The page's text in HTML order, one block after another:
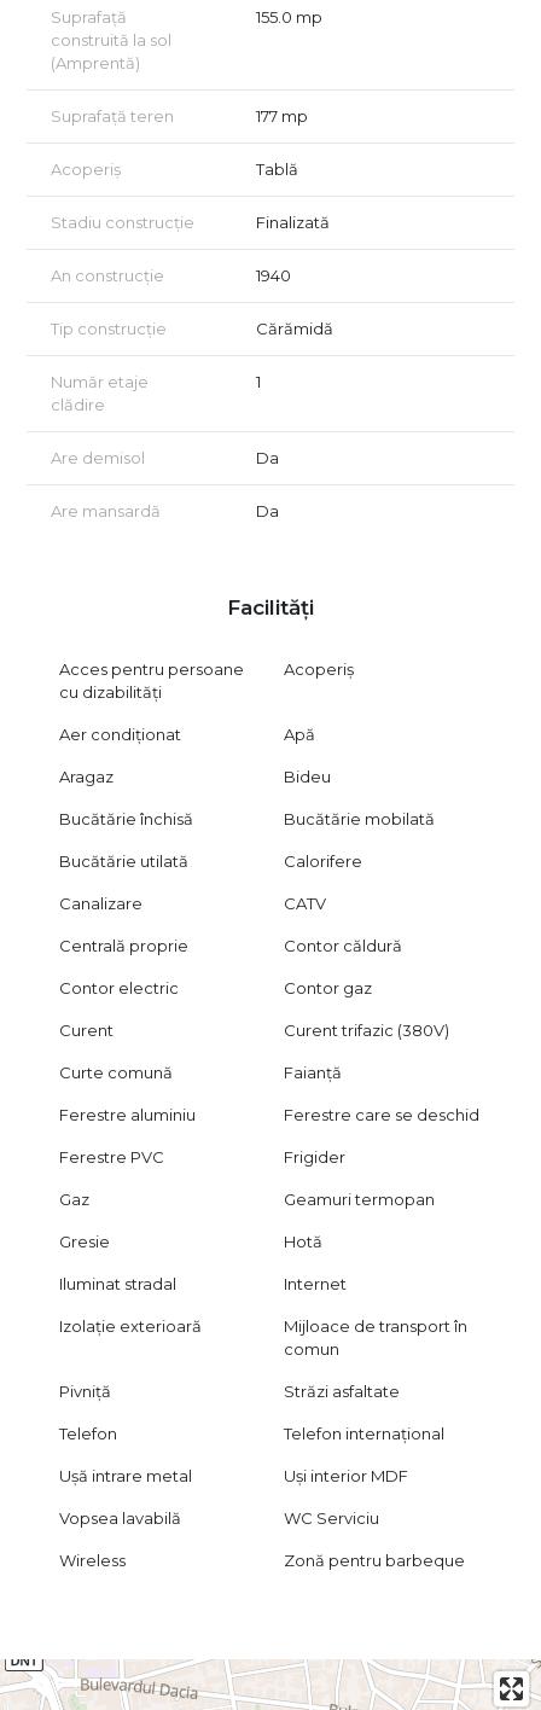
Vizionarea imobilului se realizează doar în baza semnării unui
acord de vizionare, conform art. 2.096-2.102 din Codul Civil.
Suprafață
construită la sol
(Amprentă)
155.0 mp
Suprafață teren 177 mp
Acoperiș Tablă
Stadiu construcție Finalizată
An construcție 1940
Tip construcție Cărămidă
Număr etaje
clădire
1
Are demisol Da
Are mansardă Da
Facilități
Acces pentru persoane
cu dizabilități
Acoperiș
Aer condiționat Apă
Aragaz Bideu
Bucătărie închisă Bucătărie mobilată
Bucătărie utilată Calorifere
Canalizare CATV
Centrală proprie Contor căldură
Contor electric Contor gaz
Curent Curent trifazic (380V)
Curte comună Faianță
Ferestre aluminiu Ferestre care se deschid
Ferestre PVC Frigider
Gaz Geamuri termopan
Gresie Hotă
Iluminat stradal Internet
Izolație exterioară
Mijloace de transport în
comun
Pivniță Străzi asfaltate
Telefon Telefon internațional
Ușă intrare metal Uși interior MDF
Vopsea lavabilă WC Serviciu
Wireless Zonă pentru barbeque